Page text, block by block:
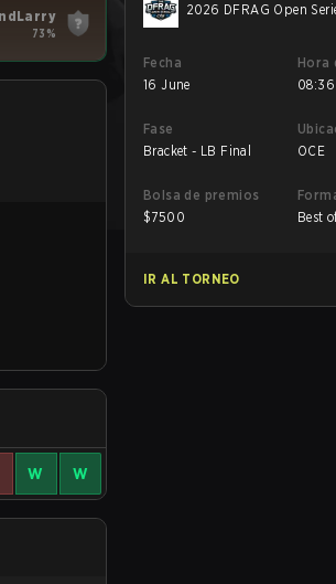
73%
W W
2026 DFRAG Open
Fecha
16 June
Hora
08:36
Fase
Bracket - LB Final
OCE
Bolsa de premios
$7500
Best
IR AL TORNEO